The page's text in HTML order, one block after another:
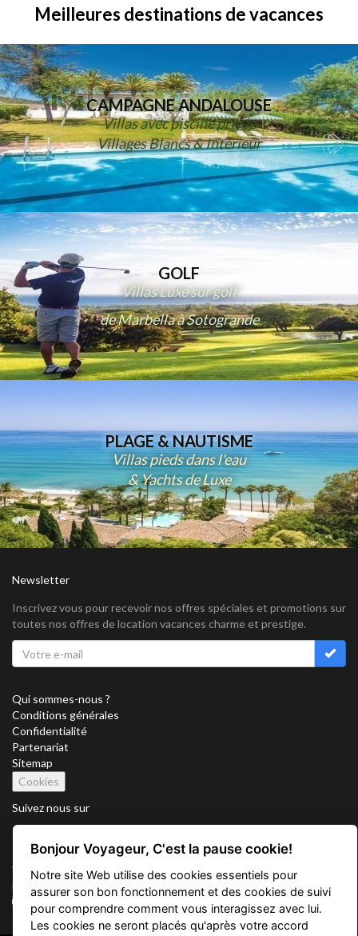
Meilleures destinations de vacances
CAMPAGNE ANDALOUSE
Villas avec piscine privée
Villages Blancs & Intérieur
GOLF
Villas Luxe sur golf
de Marbella à Sotogrande
PLAGE & NAUTISME
Villas pieds dans l'eau
& Yachts de Luxe
Newsletter
Inscrivez vous pour recevoir nos offres spéciales et promotions sur
toutes nos offres de location vacances charme et prestige.
Qui sommes-nous ?
Conditions générales
Confidentialité
Partenariat
Sitemap
Cookies
Suivez nous sur
Vacation Key Corp. 2905 Point East Drive #L-215. Aventura.
FLORIDA 33160.
info@vacationkey.com
Bonjour Voyageur, C'est la pause cookie!
Notre site Web utilise des cookies essentiels pour
assurer son bon fonctionnement et des cookies de suivi
pour comprendre comment vous interagissez avec lui.
Les cookies ne seront placés qu'après votre accord